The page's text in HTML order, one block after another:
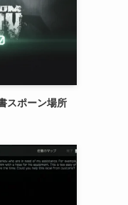
スポーン場所